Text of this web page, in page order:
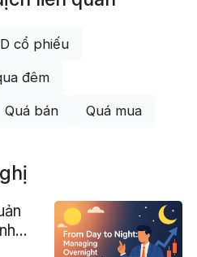
cổ phiếu
đêm
Quá bán Quá mua